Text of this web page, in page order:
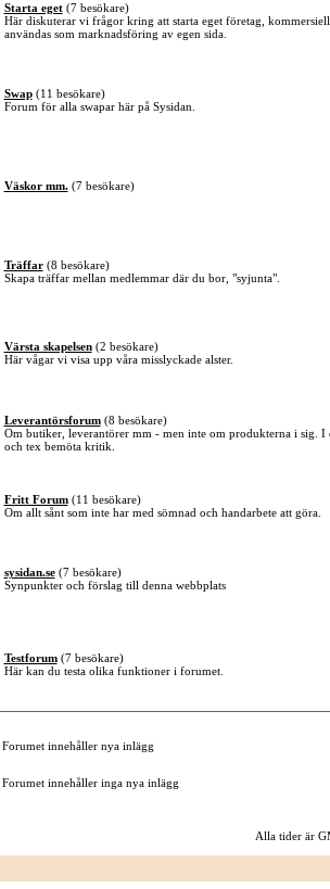
Starta eget (7 besökare)
Här diskuterar vi frågor kring att starta eget företag,
användas som marknadsföring av egen sida.
Swap (11 besökare)
Forum för alla swapar här på Sysidan.
Väskor mm. (7 besökare)
Träffar (8 besökare)
Skapa träffar mellan medlemmar där du bor, "syjunta".
Värsta skapelsen (2 besökare)
Här vågar vi visa upp våra misslyckade alster.
Leverantörsforum (8 besökare)
Om butiker, leverantörer mm - men inte om produkterna i sig.
och tex bemöta kritik.
Fritt Forum (11 besökare)
Om allt sånt som inte har med sömnad och handarbete att göra.
sysidan.se (7 besökare)
Synpunkter och förslag till denna webbplats
Testforum (7 besökare)
Här kan du testa olika funktioner i forumet.
Forumet innehåller nya inlägg
Forumet innehåller inga nya inlägg
Alla tider är